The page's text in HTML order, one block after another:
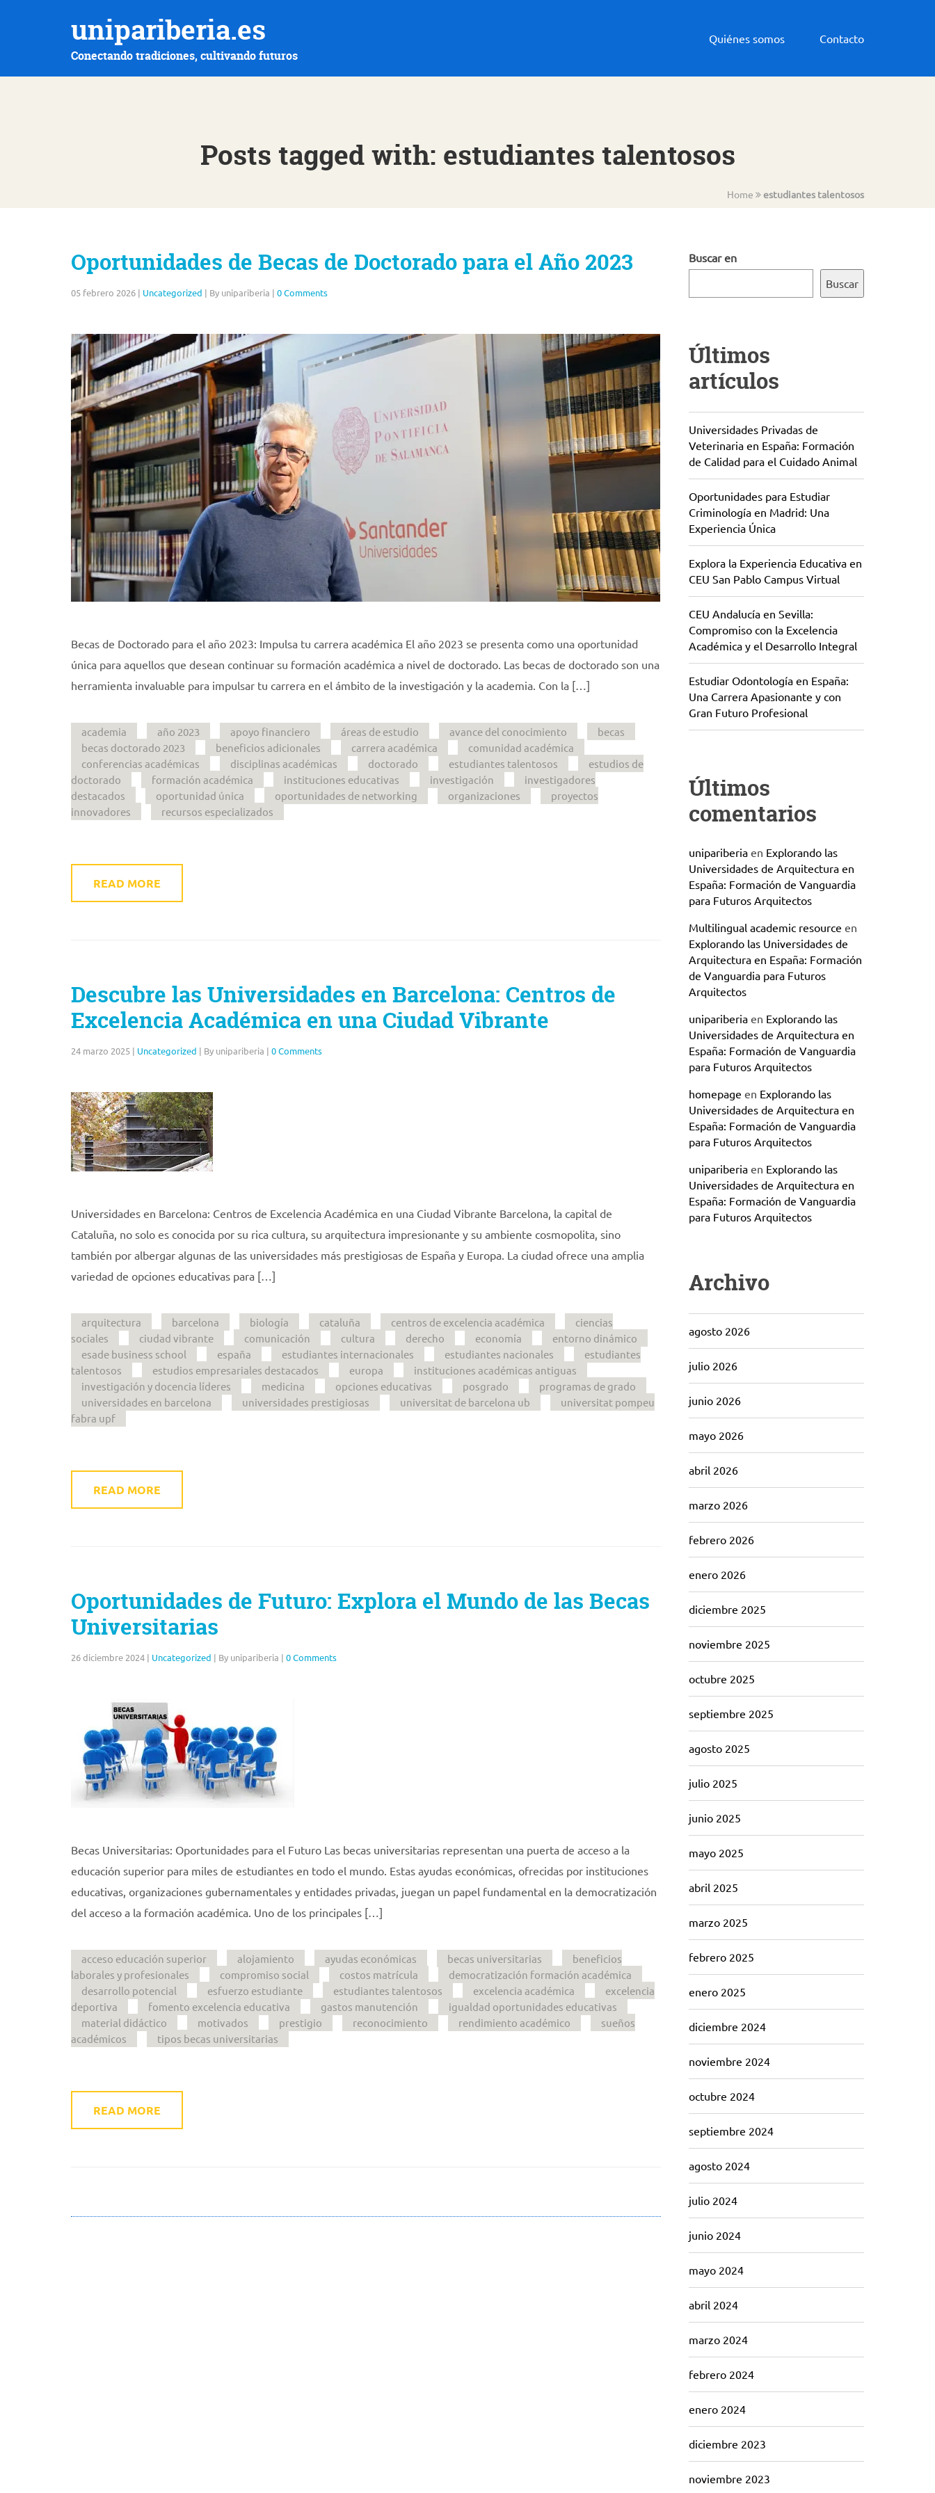
unipariberia.es
Conectando tradiciones, cultivando futuros
Quiénes somos Contacto
Posts tagged with: estudiantes talentosos
Home estudiantes talentosos
Oportunidades de Becas de Doctorado para el Año 2023
05 febrero 2026 | Uncategorized | By unipariberia | 0 Comments
Becas de Doctorado para el año 2023: Impulsa tu carrera académica El año 2023 se presenta como una oportunidad
única para aquellos que desean continuar su formación académica a nivel de doctorado. Las becas de doctorado son una
herramienta invaluable para impulsar tu carrera en el ámbito de la investigación y la academia. Con la […]
academia año 2023 apoyo financiero áreas de estudio avance del conocimiento
becas
becas doctorado 2023
beneficios adicionales carrera académica
comunidad académica
conferencias académicas
disciplinas académicas doctorado estudiantes talentosos
estudios de
doctorado
formación académica instituciones educativas investigación
investigadores
destacados
oportunidad única oportunidades de networking organizaciones
proyectos
innovadores
recursos especializados
READ MORE
Descubre las Universidades en Barcelona: Centros de
Excelencia Académica en una Ciudad Vibrante
24 marzo 2025 | Uncategorized | By unipariberia | 0 Comments
Universidades en Barcelona: Centros de Excelencia Académica en una Ciudad Vibrante Barcelona, la capital de
Cataluña, no solo es conocida por su rica cultura, su arquitectura impresionante y su ambiente cosmopolita, sino
también por albergar algunas de las universidades más prestigiosas de España y Europa. La ciudad ofrece una amplia
variedad de opciones educativas para […]
arquitectura barcelona biología cataluña centros de excelencia académica
ciencias
sociales
ciudad vibrante comunicación cultura derecho economía
entorno dinámico
esade business school
españa estudiantes internacionales estudiantes nacionales
estudiantes
talentosos
estudios empresariales destacados europa
instituciones académicas antiguas
investigación y docencia líderes
medicina opciones educativas posgrado
programas de grado
universidades en barcelona
universidades prestigiosas universitat de barcelona ub
universitat pompeu
fabra upf
READ MORE
Oportunidades de Futuro: Explora el Mundo de las Becas
Universitarias
26 diciembre 2024 | Uncategorized | By unipariberia | 0 Comments
Becas Universitarias: Oportunidades para el Futuro Las becas universitarias representan una puerta de acceso a la
educación superior para miles de estudiantes en todo el mundo. Estas ayudas económicas, ofrecidas por instituciones
educativas, organizaciones gubernamentales y entidades privadas, juegan un papel fundamental en la democratización
del acceso a la formación académica. Uno de los principales […]
acceso educación superior alojamiento ayudas económicas becas universitarias
beneficios
laborales y profesionales
compromiso social costos matrícula
democratización formación académica
desarrollo potencial
esfuerzo estudiante estudiantes talentosos excelencia académica
excelencia
deportiva
fomento excelencia educativa gastos manutención
igualdad oportunidades educativas
material didáctico
motivados prestigio reconocimiento rendimiento académico
sueños
académicos
tipos becas universitarias
READ MORE
Buscar en
Buscar
Últimos
artículos
Universidades Privadas de
Veterinaria en España: Formación
de Calidad para el Cuidado Animal
Oportunidades para Estudiar
Criminología en Madrid: Una
Experiencia Única
Explora la Experiencia Educativa en
CEU San Pablo Campus Virtual
CEU Andalucía en Sevilla:
Compromiso con la Excelencia
Académica y el Desarrollo Integral
Estudiar Odontología en España:
Una Carrera Apasionante y con
Gran Futuro Profesional
Últimos
comentarios
unipariberiaen Explorando las
Universidades de Arquitectura en
España: Formación de Vanguardia
para Futuros Arquitectos
Multilingual academic resource en
Explorando las Universidades de
Arquitectura en España: Formación
de Vanguardia para Futuros
Arquitectos
unipariberiaen Explorando las
Universidades de Arquitectura en
España: Formación de Vanguardia
para Futuros Arquitectos
homepage en Explorando las
Universidades de Arquitectura en
España: Formación de Vanguardia
para Futuros Arquitectos
unipariberiaen Explorando las
Universidades de Arquitectura en
España: Formación de Vanguardia
para Futuros Arquitectos
Archivo
agosto 2026
julio 2026
junio 2026
mayo 2026
abril 2026
marzo 2026
febrero 2026
enero 2026
diciembre 2025
noviembre 2025
octubre 2025
septiembre 2025
agosto 2025
julio 2025
junio 2025
mayo 2025
abril 2025
marzo 2025
febrero 2025
enero 2025
diciembre 2024
noviembre 2024
octubre 2024
septiembre 2024
agosto 2024
julio 2024
junio 2024
mayo 2024
abril 2024
marzo 2024
febrero 2024
enero 2024
diciembre 2023
noviembre 2023